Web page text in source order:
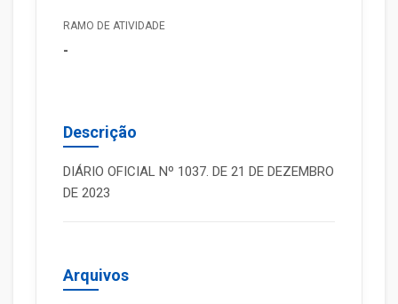
RAMO DE ATIVIDADE
-
Descrição
DIÁRIO OFICIAL Nº 1037. DE 21 DE DEZEMBRO
DE 2023
Arquivos